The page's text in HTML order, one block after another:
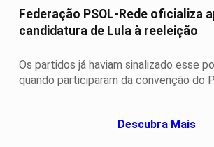
Federação PSOL-Rede oficializa
candidatura de Lula à reeleição
Os partidos já haviam sinalizado esse
quando participaram da convenção do
Descubra Mais